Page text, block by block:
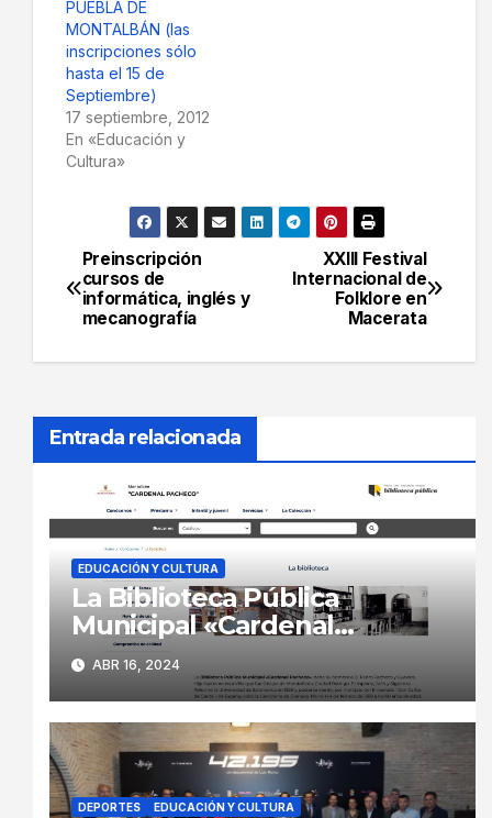
PUEBLA DE
MONTALBÁN (las
inscripciones sólo
hasta el 15 de
Septiembre)
17 septiembre, 2012
En «Educación y
Cultura»
Navegación
de
entradas
XXIII Festival
Internacional de
Folklore en
Macerata
Preinscripción
cursos de
informática, inglés y
mecanografía
Entrada relacionada
EDUCACIÓN Y CULTURA
La Biblioteca Pública
Municipal «Cardenal
Pacheco» renueva su página
web
ABR 16, 2024
DEPORTES EDUCACIÓN Y CULTURA